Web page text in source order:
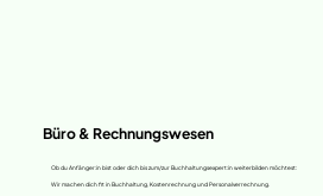
Büro & Rechnungswesen
Ob du Anfänger:in bist oder dich bis zum/zur Buchhaltungsexpert:in weiterbilden möchtest:
Wir machen dich fit in Buchhaltung, Kostenrechnung und Personalverrechnung.